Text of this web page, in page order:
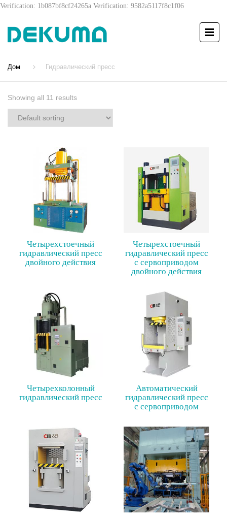
Verification: 1b087bf8cf24265a Verification: 9582a5117f8c1f06
Дом Гидравлический пресс
Showing all 11 results
Четырехстоечный
гидравлический пресс
двойного действия
Четырехстоечный
гидравлический пресс
с сервоприводом
двойного действия
Четырехколонный
гидравлический пресс
Автоматический
гидравлический пресс
с сервоприводом